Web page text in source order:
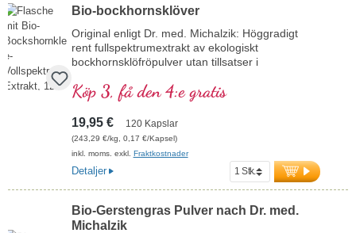
Bio-bockhornsklöver
Original enligt Dr. med. Michalzik: Höggradigt
rent fullspektrumextrakt av ekologiskt
bockhornsklöfröpulver utan tillsatser i
som fenugreek, har en lång tradition och
mångsidig användning. Bockhornsklöver
(Trigonella foenum-graecum) kommer
ursprungligen från Medelhavsområdet och odlas
världen över. De baljliknande skidorna innehåller
frön som är kända för sin lätt bittra smak och
aromatiska doft. Bockhornsklöver används i
köket och traditionellt i många kulturer.
mer information om ekologisk
bockhornsklöver
Köp 3, få den 4:e gratis
19,95 € 120 Kapslar
(243,29 €/kg, 0,17 €/Kapsel)
inkl. moms. exkl. Fraktkostnader
Detaljer
Bio-Gerstengras Pulver nach Dr. med.
Michalzik